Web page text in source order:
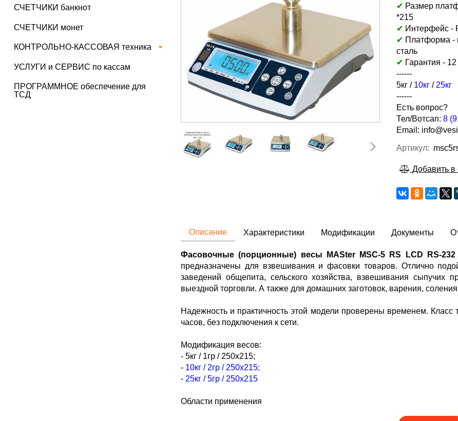
СЧЕТЧИКИ банкнот
СЧЕТЧИКИ монет
КОНТРОЛЬНО-КАССОВАЯ техника
УСЛУГИ и СЕРВИС по кассам
ПРОГРАММНОЕ обеспечение для
ТСД
✔ Размер
*215
✔ Интерфейс -
✔ Платформа
сталь
✔ Гарантия -
------
5кг / 10кг / 25кг
------
Есть вопрос?
Тел/Вотсап: 8
Email:
Артикул:
Добавить в
Описание
Фасовочные (порционные) весы MASter MSC-5 RS LCD RS-232
предназначены для взвешивания и фасовки товаров. Отлично
заведений общепита, сельского хозяйства, взвешивания
выездной торговли. А также для домашних заготовок, варения,
Надежность и практичность этой модели проверены временем. Класс
часов, без подключения к сети.
Модификация весов:
- 5кг / 1гр / 250x215;
- 10кг / 2гр / 250x215;
- 25кг / 5гр / 250x215
Области применения
Характеристики Модификации Документы